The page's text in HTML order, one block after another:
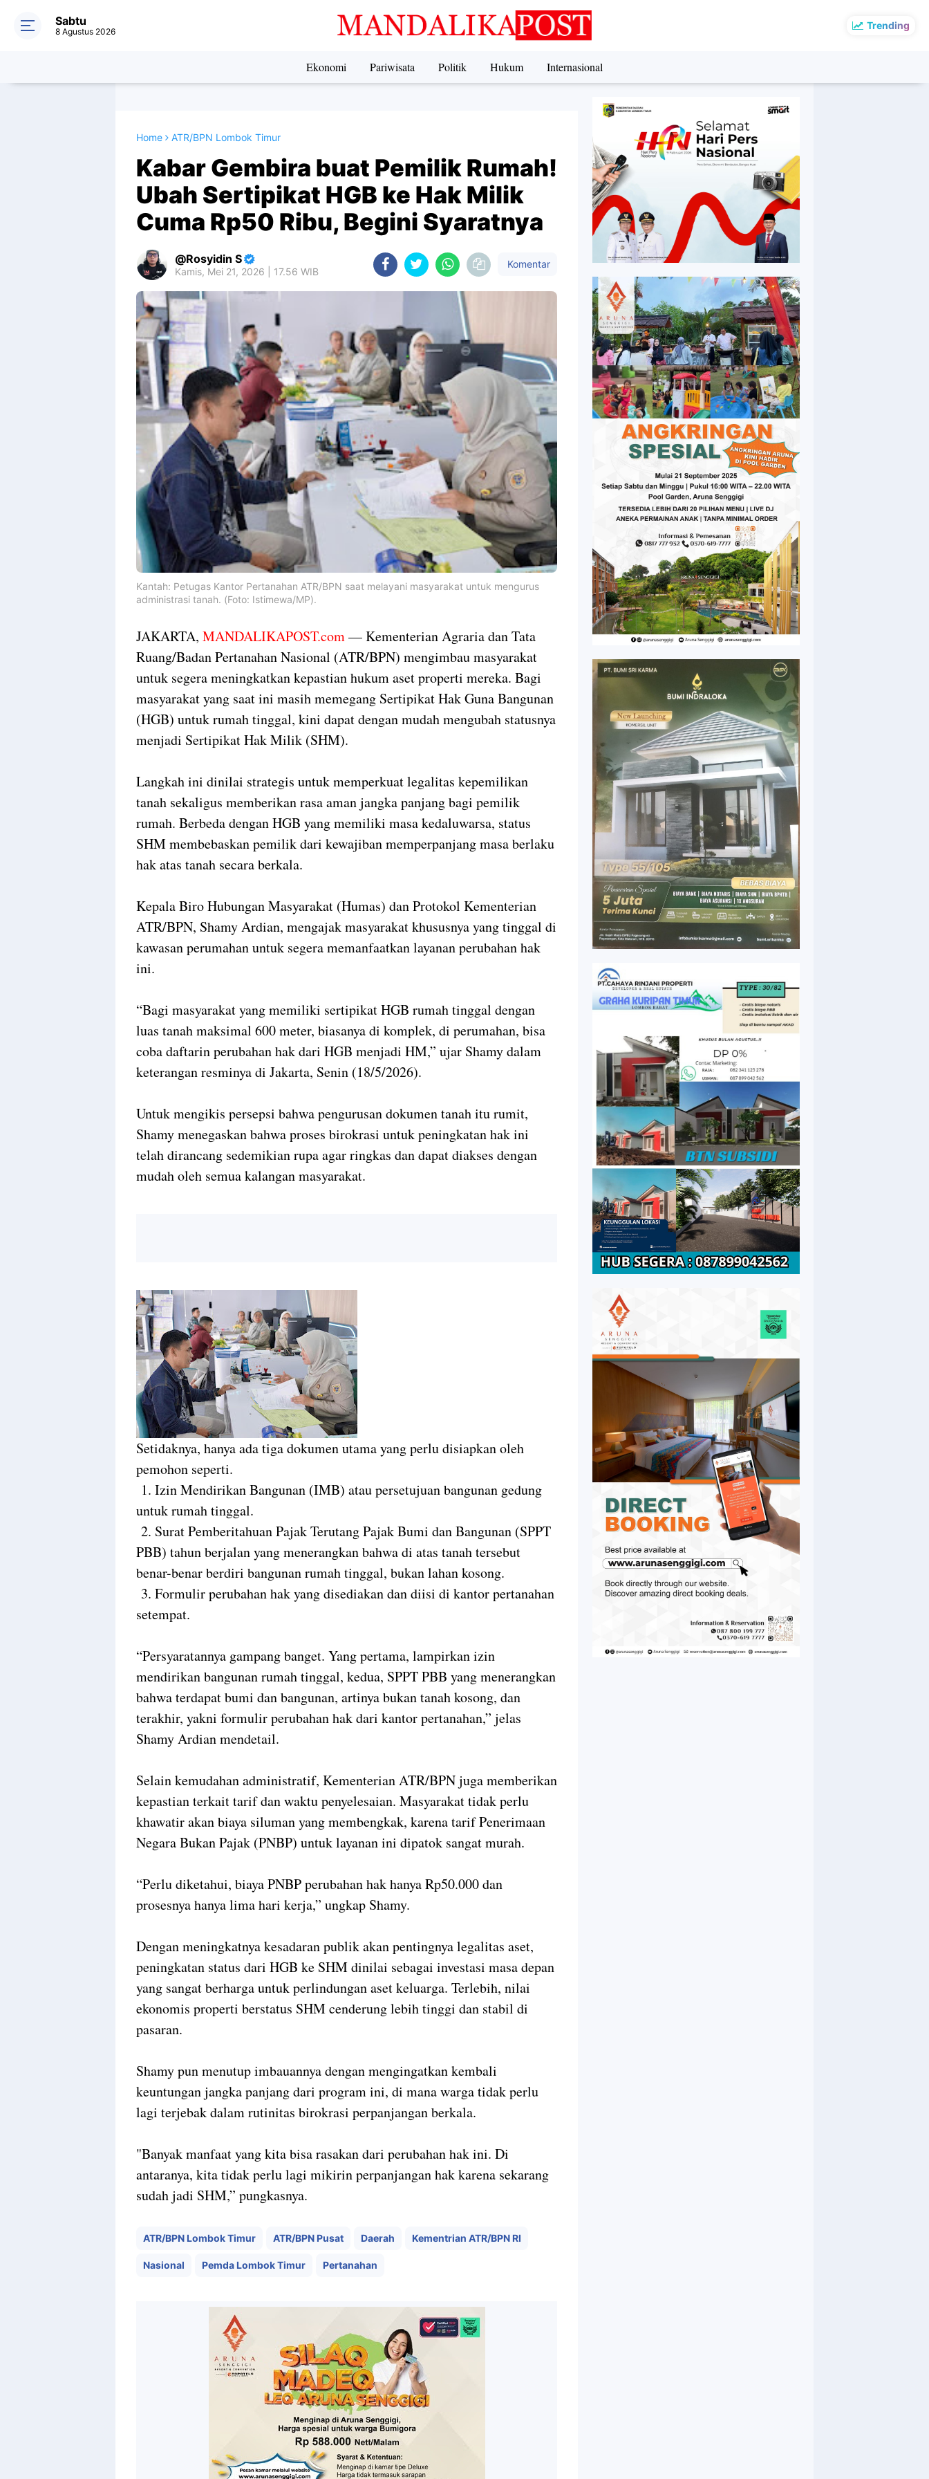
Trending
Sabtu
8 Agustus 2026
Ekonomi Pariwisata Politik Hukum Internasional
Home ATR/BPN Lombok Timur
Kabar Gembira buat Pemilik Rumah!
Ubah Sertipikat HGB ke Hak Milik
Cuma Rp50 Ribu, Begini Syaratnya
Rosyidin S
Kamis, Mei 21, 2026 | 17.56 WIB
Komentar
Kantah: Petugas Kantor Pertanahan ATR/BPN saat melayani masyarakat untuk mengurus
administrasi tanah. (Foto: Istimewa/MP).
JAKARTA, MANDALIKAPOST.com— Kementerian Agraria dan Tata
Ruang/Badan Pertanahan Nasional (ATR/BPN) mengimbau masyarakat
untuk segera meningkatkan kepastian hukum aset properti mereka. Bagi
masyarakat yang saat ini masih memegang Sertipikat Hak Guna Bangunan
(HGB) untuk rumah tinggal, kini dapat dengan mudah mengubah statusnya
menjadi Sertipikat Hak Milik (SHM).
Langkah ini dinilai strategis untuk memperkuat legalitas kepemilikan
tanah sekaligus memberikan rasa aman jangka panjang bagi pemilik
rumah. Berbeda dengan HGB yang memiliki masa kedaluwarsa, status
SHM membebaskan pemilik dari kewajiban memperpanjang masa berlaku
hak atas tanah secara berkala.
Kepala Biro Hubungan Masyarakat (Humas) dan Protokol Kementerian
ATR/BPN, Shamy Ardian, mengajak masyarakat khususnya yang tinggal di
kawasan perumahan untuk segera memanfaatkan layanan perubahan hak
ini.
“Bagi masyarakat yang memiliki sertipikat HGB rumah tinggal dengan
luas tanah maksimal 600 meter, biasanya di komplek, di perumahan, bisa
coba daftarin perubahan hak dari HGB menjadi HM,” ujar Shamy dalam
keterangan resminya di Jakarta, Senin (18/5/2026).
Untuk mengikis persepsi bahwa pengurusan dokumen tanah itu rumit,
Shamy menegaskan bahwa proses birokrasi untuk peningkatan hak ini
telah dirancang sedemikian rupa agar ringkas dan dapat diakses dengan
mudah oleh semua kalangan masyarakat.
Setidaknya, hanya ada tiga dokumen utama yang perlu disiapkan oleh
pemohon seperti.
1. Izin Mendirikan Bangunan (IMB) atau persetujuan bangunan gedung
untuk rumah tinggal.
2. Surat Pemberitahuan Pajak Terutang Pajak Bumi dan Bangunan (SPPT
PBB) tahun berjalan yang menerangkan bahwa di atas tanah tersebut
benar-benar berdiri bangunan rumah tinggal, bukan lahan kosong.
3. Formulir perubahan hak yang disediakan dan diisi di kantor pertanahan
setempat.
“Persyaratannya gampang banget. Yang pertama, lampirkan izin
mendirikan bangunan rumah tinggal, kedua, SPPT PBB yang menerangkan
bahwa terdapat bumi dan bangunan, artinya bukan tanah kosong, dan
terakhir, yakni formulir perubahan hak dari kantor pertanahan,” jelas
Shamy Ardian mendetail.
Selain kemudahan administratif, Kementerian ATR/BPN juga memberikan
kepastian terkait tarif dan waktu penyelesaian. Masyarakat tidak perlu
khawatir akan biaya siluman yang membengkak, karena tarif Penerimaan
Negara Bukan Pajak (PNBP) untuk layanan ini dipatok sangat murah.
“Perlu diketahui, biaya PNBP perubahan hak hanya Rp50.000 dan
prosesnya hanya lima hari kerja,” ungkap Shamy.
Dengan meningkatnya kesadaran publik akan pentingnya legalitas aset,
peningkatan status dari HGB ke SHM dinilai sebagai investasi masa depan
yang sangat berharga untuk perlindungan aset keluarga. Terlebih, nilai
ekonomis properti berstatus SHM cenderung lebih tinggi dan stabil di
pasaran.
Shamy pun menutup imbauannya dengan mengingatkan kembali
keuntungan jangka panjang dari program ini, di mana warga tidak perlu
lagi terjebak dalam rutinitas birokrasi perpanjangan berkala.
"Banyak manfaat yang kita bisa rasakan dari perubahan hak ini. Di
antaranya, kita tidak perlu lagi mikirin perpanjangan hak karena sekarang
sudah jadi SHM,” pungkasnya.
ATR/BPN Lombok Timur ATR/BPN Pusat Daerah Kementrian ATR/BPN RI
Nasional Pemda Lombok Timur Pertanahan